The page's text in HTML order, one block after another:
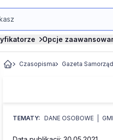
Opcje
Czasopisma Gazeta
TEMATY: DANE OSOBOWE